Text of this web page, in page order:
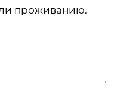
проживанию.